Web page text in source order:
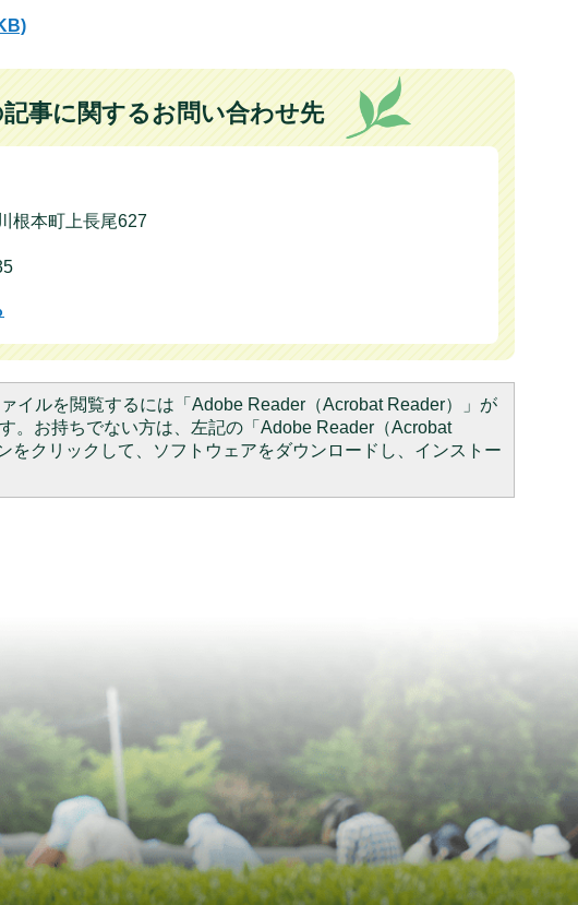
事に関するお問い合わせ先
根本町上長尾627
イルを閲覧するには「Adobe Reader（Acrobat Reader）」が
。お持ちでない方は、左記の「Adobe Reader（Acrobat
をクリックして、ソフトウェアをダウンロードし、インストー